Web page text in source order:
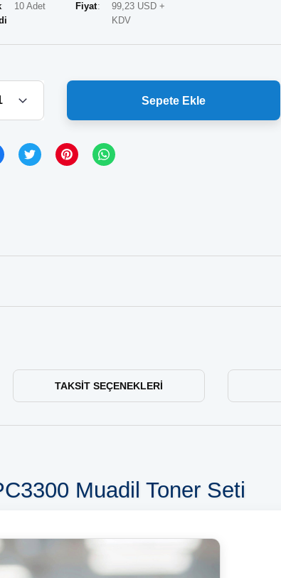
10 Adet Fiyat
99,23 USD +
KDV
Sepete Ekle
TAKSIT SEÇENEKLERI
Muadil Toner Seti